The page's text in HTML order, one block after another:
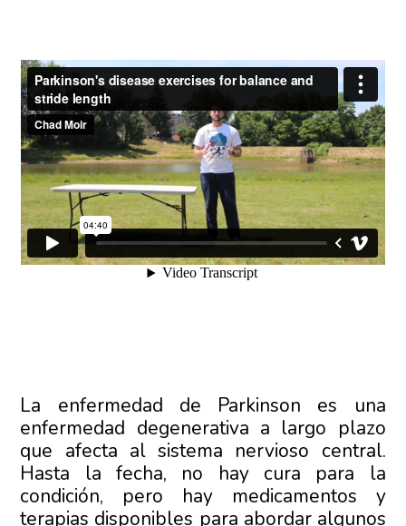
La enfermedad de Parkinson es una
enfermedad degenerativa a largo plazo
que afecta al sistema nervioso central.
Hasta la fecha, no hay cura para la
condición, pero hay medicamentos y
terapias disponibles para abordar algunos